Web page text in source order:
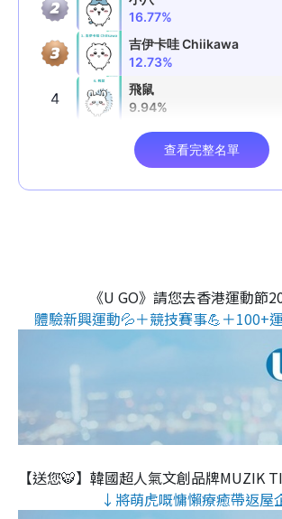
《U GO》請您去香港運動節
體驗新興運動💦＋競技賽事💪＋100+
【送您🐯】韓國超人氣文創品牌MUZIK
↓將萌虎嘅慵懶療癒帶返屋